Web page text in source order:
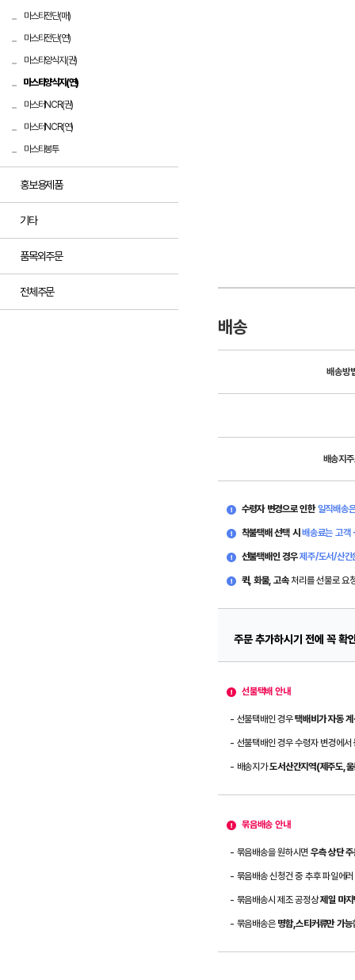
마스타전단(매)
마스타전단(연)
마스타양식지(권)
마스타양식지(연)
마스터NCR(권)
마스터NCR(연)
마스타봉투
홍보용제품
기타
품목외주문
전체주문
배송
배송방
배송지
수령자 변경으로 인한일직배송
착불택배 선택 시 배송료는 고
선불택배인 경우제주/도서/산간
퀵, 화물, 고속처리를 선불로 요
주문 추가하시기 전에 꼭 확
선불택배 안내
- 선불택배인 경우택배비가 자동
- 선불택배인 경우 수령자 변경에서
- 배송지가도서산간지역(제주도,
묶음배송 안내
- 묶음배송을 원하시면 우측 상단
- 묶음배송 신청건 중 추후 파일에
- 묶음배송시 제조 공정상제일 마
- 묶음배송은 명함,스티커류만 가능